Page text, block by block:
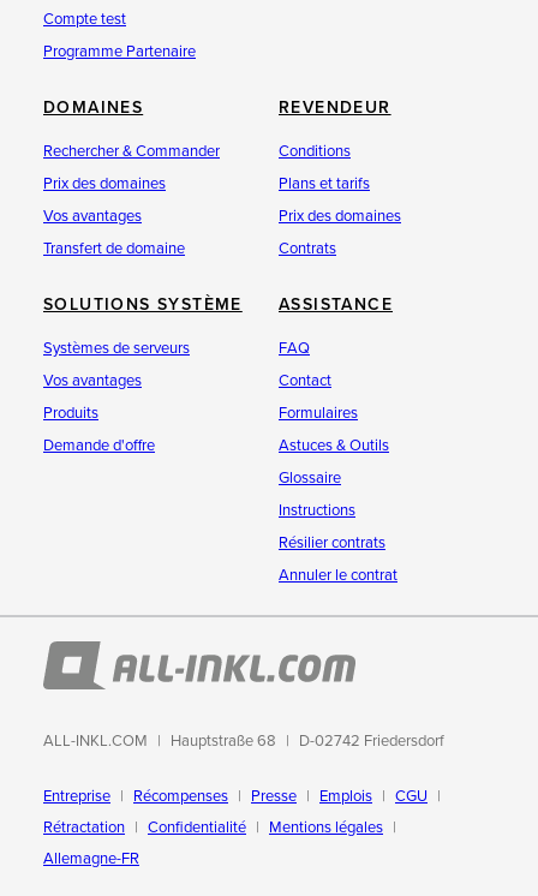
Compte test
Programme Partenaire
DOMAINES
Rechercher & Commander
Prix des domaines
Vos avantages
Transfert de domaine
REVENDEUR
Conditions
Plans et tarifs
Prix des domaines
Contrats
SOLUTIONS SYSTÈME
Systèmes de serveurs
Vos avantages
Produits
Demande d'offre
ASSISTANCE
FAQ
Contact
Formulaires
Astuces & Outils
Glossaire
Instructions
Résilier contrats
Annuler le contrat
ALL-INKL.COM Hauptstraße 68 D-02742 Friedersdorf
Entreprise Récompenses Presse Emplois
CGU
Rétractation
Confidentialité
Mentions légales
Allemagne-FR